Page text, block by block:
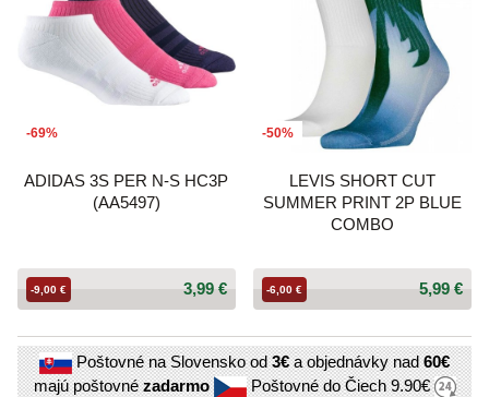
-69%
ADIDAS 3S PER N-S HC3P
(AA5497)
3,99 €
-9,00 €
-50%
LEVIS SHORT CUT
SUMMER PRINT 2P BLUE
COMBO
5,99 €
-6,00 €
Poštovné na Slovensko od3€a objednávky nad60€
majú poštovnézadarmo Poštovné do Čiech9.90€